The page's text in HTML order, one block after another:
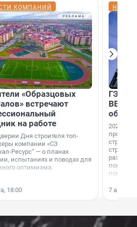
КОМПАНИЙ
«Образцовых
встречают
на работе
Дня строителя топ-
компании «СЗ
Ресурс“ — о планах
испытаниях и поводах для
оптимизма.
18:00
ГЭС,
ВВП: в
об
2026-й —
раз. В
7